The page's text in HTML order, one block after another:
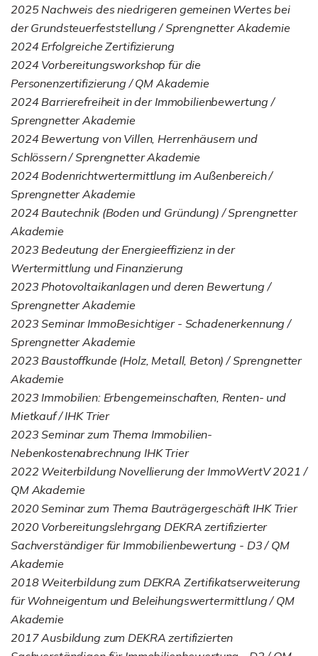
2025 Nachweis des niedrigeren gemeinen Wertes bei
der Grundsteuerfeststellung / Sprengnetter Akademie
2024 Erfolgreiche Zertifizierung
2024 Vorbereitungsworkshop für die
Personenzertifizierung / QM Akademie
2024 Barrierefreiheit in der Immobilienbewertung /
Sprengnetter Akademie
2024 Bewertung von Villen, Herrenhäusern und
Schlössern / Sprengnetter Akademie
2024 Bodenrichtwertermittlung im Außenbereich /
Sprengnetter Akademie
2024 Bautechnik (Boden und Gründung) / Sprengnetter
Akademie
2023 Bedeutung der Energieeffizienz in der
Wertermittlung und Finanzierung
2023 Photovoltaikanlagen und deren Bewertung /
Sprengnetter Akademie
2023 Seminar ImmoBesichtiger - Schadenerkennung /
Sprengnetter Akademie
2023 Baustoffkunde (Holz, Metall, Beton) / Sprengnetter
Akademie
2023 Immobilien: Erbengemeinschaften, Renten- und
Mietkauf / IHK Trier
2023 Seminar zum Thema Immobilien-
Nebenkostenabrechnung IHK Trier
2022 Weiterbildung Novellierung der ImmoWertV 2021 /
QM Akademie
2020 Seminar zum Thema Bauträgergeschäft IHK Trier
2020 Vorbereitungslehrgang DEKRA zertifizierter
Sachverständiger für Immobilienbewertung - D3 / QM
Akademie
2018 Weiterbildung zum DEKRA Zertifikatserweiterung
für Wohneigentum und Beleihungswertermittlung / QM
Akademie
2017 Ausbildung zum DEKRA zertifizierten